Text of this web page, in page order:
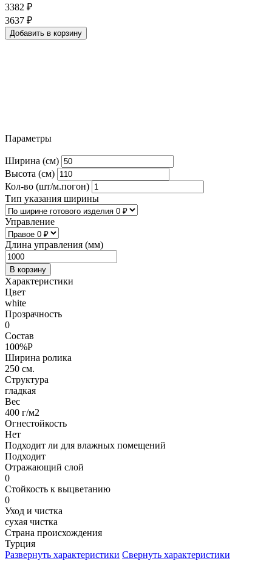
3382 ₽
3637 ₽
Добавить в корзину
Параметры
Ширина (см)
Высота (см)
Кол-во (шт/м.погон)
Тип указания ширины
Управление
Длина управления (мм)
В корзину
Характеристики
Цвет
white
Прозрачность
0
Состав
100%P
Ширина ролика
250 см.
Структура
гладкая
Вес
400 г/м2
Огнестойкость
Нет
Подходит ли для влажных помещений
Подходит
Отражающий слой
0
Стойкость к выцветанию
0
Уход и чистка
сухая чистка
Страна происхождения
Турция
Развернуть характеристики Свернуть характеристики